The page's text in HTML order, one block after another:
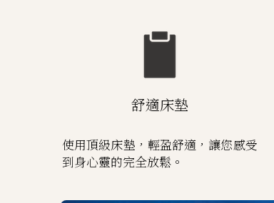
舒適床墊
使用頂級床墊，輕盈舒適，讓您感受
到身心靈的完全放鬆。